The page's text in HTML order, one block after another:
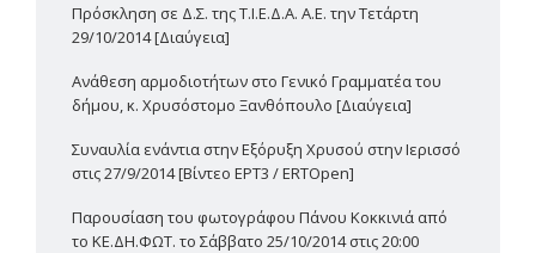
Πρόσκληση σε Δ.Σ. της Τ.Ι.Ε.Δ.Α. Α.Ε. την Τετάρτη
29/10/2014 [Διαύγεια]
Ανάθεση αρμοδιοτήτων στο Γενικό Γραμματέα του
δήμου, κ. Χρυσόστομο Ξανθόπουλο [Διαύγεια]
Συναυλία ενάντια στην Εξόρυξη Χρυσού στην Ιερισσό
στις 27/9/2014 [Βίντεο ΕΡΤ3 / ERTOpen]
Παρουσίαση του φωτογράφου Πάνου Κοκκινιά από
το ΚΕ.ΔΗ.ΦΩΤ. το Σάββατο 25/10/2014 στις 20:00